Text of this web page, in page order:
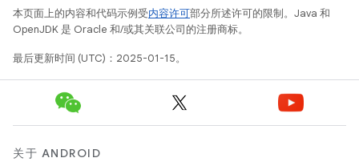
本页面上的内容和代码示例受内容许可部分所述许可的限制。Java 和
OpenJDK 是 Oracle 和/或其关联公司的注册商标。
最后更新时间 (UTC)：2025-01-15。
关于 ANDROID